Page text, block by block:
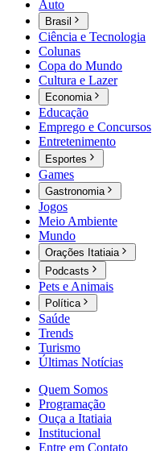
Auto
Brasil
Ciência e Tecnologia
Colunas
Copa do Mundo
Cultura e Lazer
Economia
Educação
Emprego e Concursos
Entretenimento
Esportes
Games
Gastronomia
Jogos
Meio Ambiente
Mundo
Orações Itatiaia
Podcasts
Pets e Animais
Política
Saúde
Trends
Turismo
Últimas Notícias
Quem Somos
Programação
Ouça a Itatiaia
Institucional
Entre em Contato